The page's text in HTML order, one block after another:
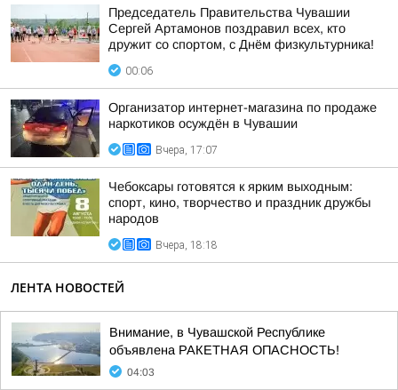
Председатель Правительства Чувашии
Сергей Артамонов поздравил всех, кто
дружит со спортом, с Днём физкультурника!
00:06
Организатор интернет-магазина по продаже
наркотиков осуждён в Чувашии
Вчера, 17:07
Чебоксары готовятся к ярким выходным:
спорт, кино, творчество и праздник дружбы
народов
Вчера, 18:18
ЛЕНТА НОВОСТЕЙ
Внимание, в Чувашской Республике
объявлена РАКЕТНАЯ ОПАСНОСТЬ!
04:03